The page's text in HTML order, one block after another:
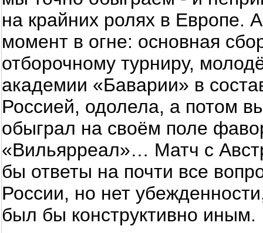
на крайних ролях в Европе.
момент в огне: основная
отборочному турниру,
академии «Баварии» в
Россией, одолела, а потом
обыграл на своём поле
«Вильярреал»… Матч с
бы ответы на почти все
России, но нет
был бы конструктивно иным.